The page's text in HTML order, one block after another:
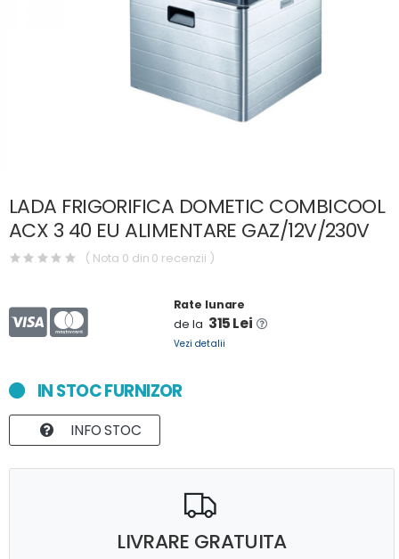
LADA FRIGORIFICA DOMETIC COMBICOOL
ACX 3 40 EU ALIMENTARE GAZ/12V/230V
( Nota 0 din 0 recenzii )
Rate lunare
de la 315 Lei
Vezi detalii
IN STOC FURNIZOR
INFO STOC
LIVRARE GRATUITA